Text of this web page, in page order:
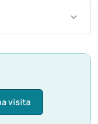
visita